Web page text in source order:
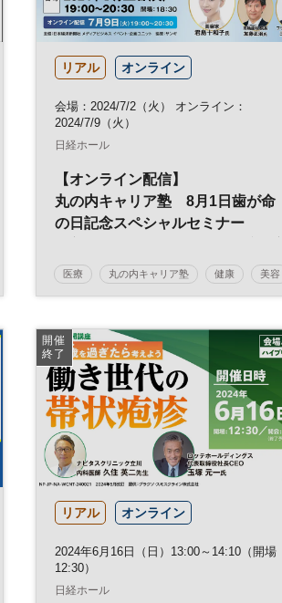
リアル オンライン
会場：2024/7/2（火） オンライン：
2024/7/9（火）
日経ホール
【オンライン配信】
丸の内キャリア塾 8月1日歯が命
の日記念スペシャルセミナー
しく生きていく
～美のカリスマ・君島十和子さんと
医療 丸の内キャリア塾 健康 美容
開催
終了
リアル オンライン
2024年6月16日（日）13:00～14:10（開場
12:30）
日経ホール